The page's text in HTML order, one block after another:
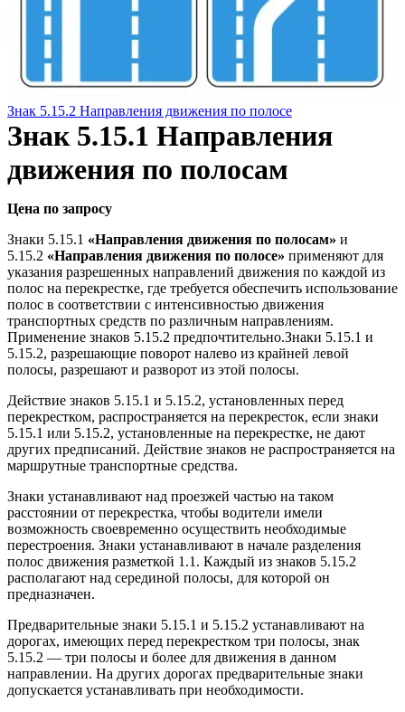
Знак 5.15.2 Направления движения по полосе
Знак 5.15.1 Направления
движения по полосам
Цена по запросу
Знаки 5.15.1 «Направления движения по полосам» и
5.15.2 «Направления движения по полосе» применяют для
указания разрешенных направлений движения по каждой из
полос на перекрестке, где требуется обеспечить использование
полос в соответствии с интенсивностью движения
транспортных средств по различным направлениям.
Применение знаков 5.15.2 предпочтительно.Знаки 5.15.1 и
5.15.2, разрешающие поворот налево из крайней левой
полосы, разрешают и разворот из этой полосы.
Действие знаков 5.15.1 и 5.15.2, установленных перед
перекрестком, распространяется на перекресток, если знаки
5.15.1 или 5.15.2, установленные на перекрестке, не дают
других предписаний. Действие знаков не распространяется на
маршрутные транспортные средства.
Знаки устанавливают над проезжей частью на таком
расстоянии от перекрестка, чтобы водители имели
возможность своевременно осуществить необходимые
перестроения. Знаки устанавливают в начале разделения
полос движения разметкой 1.1. Каждый из знаков 5.15.2
располагают над серединой полосы, для которой он
предназначен.
Предварительные знаки 5.15.1 и 5.15.2 устанавливают на
дорогах, имеющих перед перекрестком три полосы, знак
5.15.2 — три полосы и более для движения в данном
направлении. На других дорогах предварительные знаки
допускается устанавливать при необходимости.